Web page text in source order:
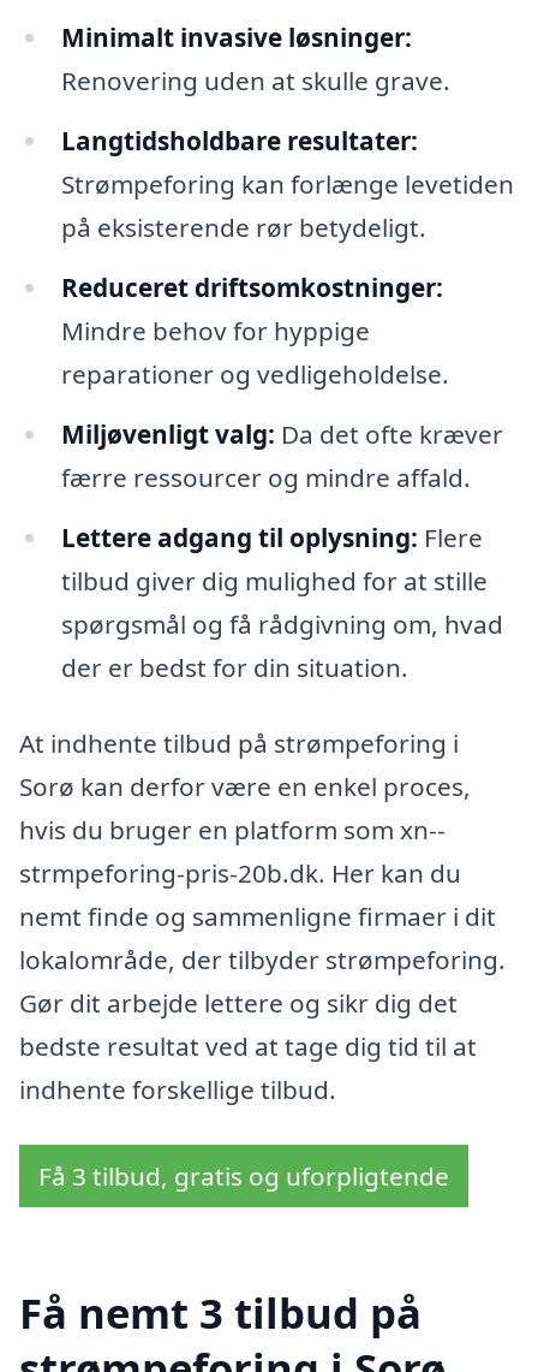
Minimalt invasive løsninger:
Renovering uden at skulle grave.
Langtidsholdbare resultater:
Strømpeforing kan forlænge levetiden
på eksisterende rør betydeligt.
Reduceret driftsomkostninger:
Mindre behov for hyppige
reparationer og vedligeholdelse.
Miljøvenligt valg: Da det ofte kræver
færre ressourcer og mindre affald.
Lettere adgang til oplysning: Flere
tilbud giver dig mulighed for at stille
spørgsmål og få rådgivning om, hvad
der er bedst for din situation.
At indhente tilbud på strømpeforing i
Sorø kan derfor være en enkel proces,
hvis du bruger en platform som xn--
strmpeforing-pris-20b.dk. Her kan du
nemt finde og sammenligne firmaer i dit
lokalområde, der tilbyder strømpeforing.
Gør dit arbejde lettere og sikr dig det
bedste resultat ved at tage dig tid til at
indhente forskellige tilbud.
Få 3 tilbud, gratis og uforpligtende
Få nemt 3 tilbud på